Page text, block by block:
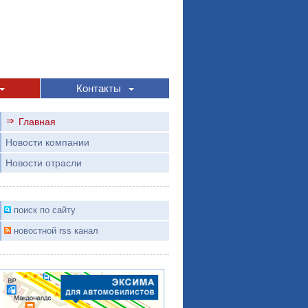
Контакты
Главная
Новости компании
Новости отрасли
поиск по сайту
новостной rss канал